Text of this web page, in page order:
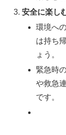
安全に楽し
環境へ
は持ち
ょう。
緊急時
や救急
です。